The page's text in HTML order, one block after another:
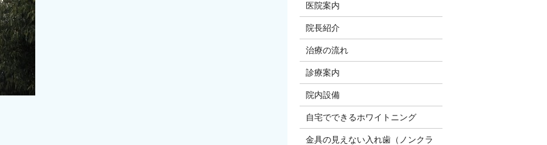
医院案内
院長紹介
治療の流れ
診療案内
院内設備
自宅でできるホワイトニング
金具の見えない入れ歯（ノンクラ